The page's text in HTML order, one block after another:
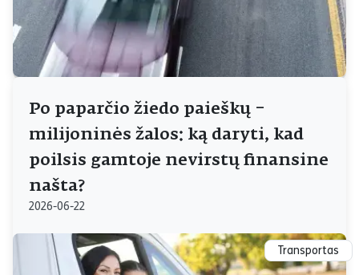
Transportas
Po paparčio žiedo paieškų –
milijoninės žalos: ką daryti, kad
poilsis gamtoje nevirstų finansine
našta?
2026-06-22